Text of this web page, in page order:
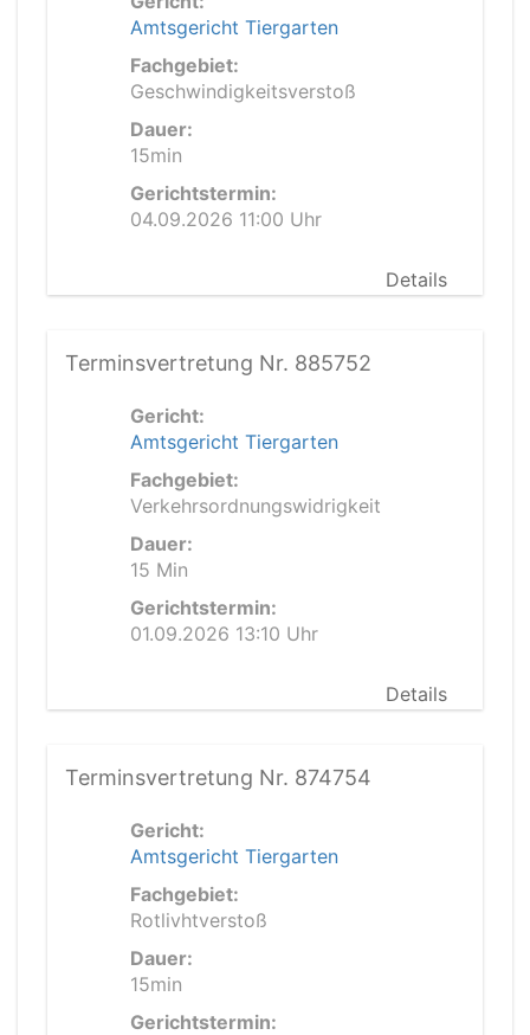
Amtsgericht Tiergarten
Fachgebiet:
Geschwindigkeitsverstoß
Dauer:
15min
Gerichtstermin:
04.09.2026 11:00 Uhr
Details
Terminsvertretung Nr. 885752
Gericht:
Amtsgericht Tiergarten
Fachgebiet:
Verkehrsordnungswidrigkeit
Dauer:
15 Min
Gerichtstermin:
01.09.2026 13:10 Uhr
Details
Terminsvertretung Nr. 874754
Gericht:
Amtsgericht Tiergarten
Fachgebiet:
Rotlivhtverstoß
Dauer:
15min
Gerichtstermin: